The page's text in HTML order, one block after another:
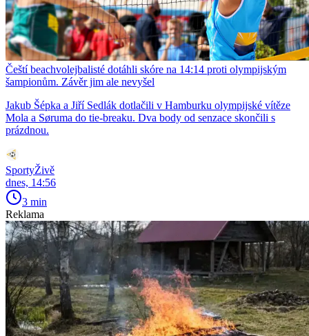
Čeští beachvolejbalisté dotáhli skóre na 14:14 proti olympijským
šampionům. Závěr jim ale nevyšel
Jakub Šépka a Jiří Sedlák dotlačili v Hamburku olympijské vítěze
Mola a Søruma do tie-breaku. Dva body od senzace skončili s
prázdnou.
SportyŽivě
dnes, 14:56
3 min
Reklama